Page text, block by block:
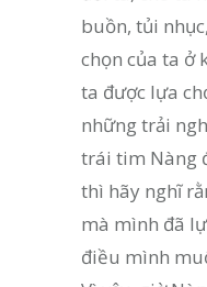
buồn, tủi
chọn của ta ở
ta được lựa
những trải
trái tim Nàng
thì hãy nghĩ
mà mình đã
điều mình